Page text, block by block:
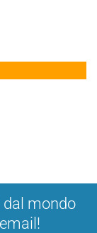
dal mondo